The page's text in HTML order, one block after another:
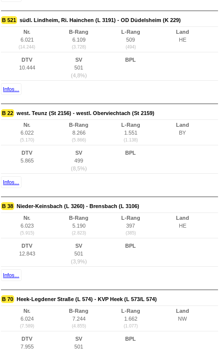
B 521 südl. Lindheim, Ri. Hainchen (L 3191) - OD Düdelsheim (K 229)
Nr.
6.021
(14.244)
B-Rang
6.109
(3.728)
L-Rang
509
(494)
Land
HE
DTV
10.444
SV
501
(4,8%)
BPL
Infos...
B 22 west. Teunz (St 2156) - westl. Oberviechtach (St 2159)
Nr.
6.022
(5.170)
B-Rang
8.266
(5.866)
L-Rang
1.551
(1.138)
Land
BY
DTV
5.865
SV
499
(8,5%)
BPL
Infos...
B 38 Nieder-Keinsbach (L 3260) - Brensbach (L 3106)
Nr.
6.023
(5.915)
B-Rang
5.190
(2.823)
L-Rang
397
(385)
Land
HE
DTV
12.843
SV
501
(3,9%)
BPL
Infos...
B 70 Heek-Legdener Straße (L 574) - KVP Heek (L 573/L 574)
Nr.
6.024
(7.589)
B-Rang
7.244
(4.855)
L-Rang
1.662
(1.077)
Land
NW
DTV
7.955
SV
501
BPL